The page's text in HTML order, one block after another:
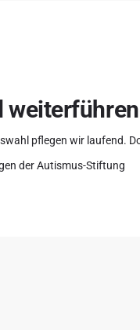
pflegen wir laufend.
der Autismus-Stiftung